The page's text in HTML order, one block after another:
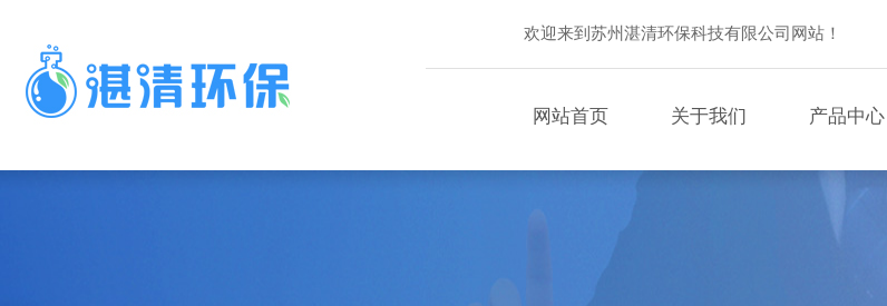
欢迎来到苏州湛清环保科技有限公司网站！
网站首页 关于我们 产品中心